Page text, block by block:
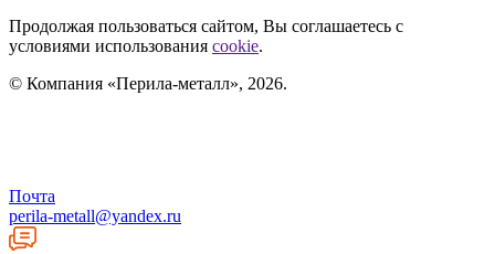
Продолжая пользоваться сайтом, Вы соглашаетесь с
условиями использования cookie.
© Компания «Перила-металл», 2026.
Почта
perila-metall@yandex.ru